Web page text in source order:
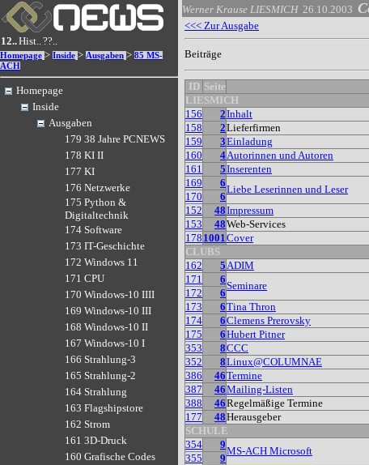
12..Hist..??..
Homepage > Inside > Ausgaben > 85 MS-
ACH
Homepage
Inside
Ausgaben
179 38 Jahre PCNEWS
178 KI II
177 KI
176 Netzwerke
175 Python &
Digitaltechnik
174 Software
173 IT-Geschichte
172 Windows 11
171 CPU
170 Windows-10 IIII
169 Windows-10 III
168 Windows-10 II
167 Windows-10 I
166 Strahlung-3
165 Strahlung-2
164 Strahlung
163 Flagshipstore
162 Strom
161 3D-Druck
160 Grafische Codes
Werner Krause LIESMICH 26.10.2003
<<< Zur Ausgabe
Beiträge
ID Seite
LIESMICH
156
2Inhalt
158
2Lieferfirmen
159
3Einladung
160
4Autorinnen und Autoren
161
5Inserenten
169
6
Liebe Leserinnen und Leser
170
6
152
48Impressum
153
48Web-Services
178 1001Cover
CLUBS
162
5ADIM
171
6
Seminare
172
6
173
6Tina Thron
174
6Clemens Prerovsky
175
6Hubert Pitner
353
8CCC
352
8Linux@COLUMNAE
386
46Termine
387
46Mailing-Listen
388
46Regelmäßige Termine
177
48Herausgeber
SCHULE
354
9
MS-ACH Microsoft
355
9